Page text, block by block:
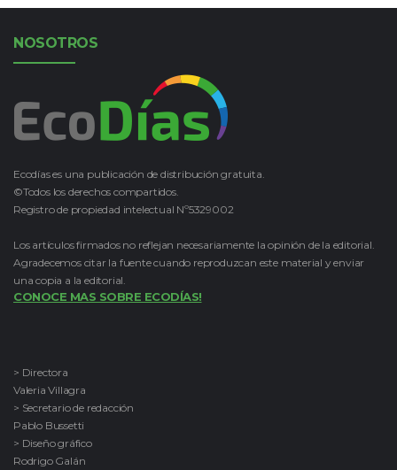
NOSOTROS
Ecodías es una publicación de distribución gratuita.
©Todos los derechos compartidos.
Registro de propiedad intelectual Nº5329002
Los artículos firmados no reflejan necesariamente la opinión de la editorial.
Agradecemos citar la fuente cuando reproduzcan este material y enviar
una copia a la editorial.
CONOCE MAS SOBRE ECODÍAS!
> Directora
Valeria Villagra
> Secretario de redacción
Pablo Bussetti
> Diseño gráfico
Rodrigo Galán